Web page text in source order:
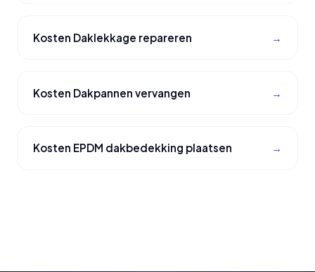
Kosten Daklekkage repareren
Kosten Dakpannen vervangen
Kosten EPDM dakbedekking plaatsen